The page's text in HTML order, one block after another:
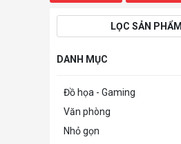
LỌC SẢN PHẨM
DANH MỤC
Đồ họa - Gaming
Văn phòng
Nhỏ gọn